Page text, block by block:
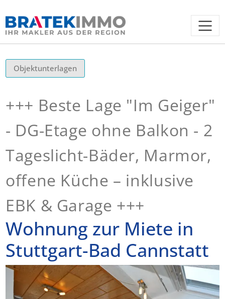
Objektunterlagen
+++ Beste Lage "Im Geiger"
- DG-Etage ohne Balkon - 2
Tageslicht-Bäder, Marmor,
offene Küche – inklusive
EBK & Garage +++
Wohnung zur Miete in
Stuttgart-Bad Cannstatt